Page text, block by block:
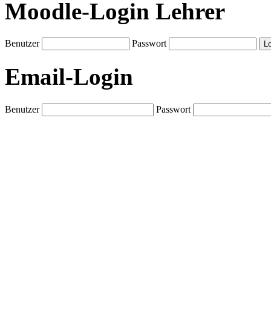
Moodle-Login Lehrer
Benutzer Passwort
Email-Login
Benutzer Passwort